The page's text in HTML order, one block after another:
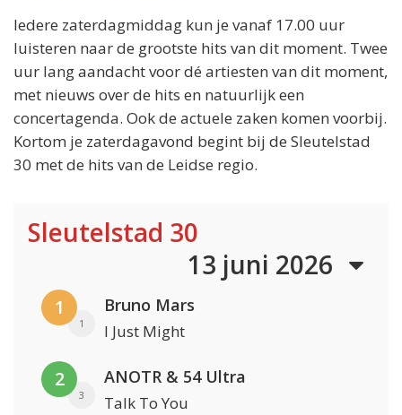
Iedere zaterdagmiddag kun je vanaf 17.00 uur
luisteren naar de grootste hits van dit moment. Twee
uur lang aandacht voor dé artiesten van dit moment,
met nieuws over de hits en natuurlijk een
concertagenda. Ook de actuele zaken komen voorbij.
Kortom je zaterdagavond begint bij de Sleutelstad
30 met de hits van de Leidse regio.
Sleutelstad 30
13 juni 2026
1
1
Bruno Mars
I Just Might
2
3
ANOTR & 54 Ultra
Talk To You